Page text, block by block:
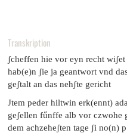
Transkription
ʃcheffen hie vor eyn recht
hab(e)n ʃie ja geantwort vnd
geʃtalt an das nehʃte gericht
Jtem peder hiltwin erk(ennt)
geʃellen fűnffe alb vor czwohe
dem achzeheʃten tage ʃi no(n)